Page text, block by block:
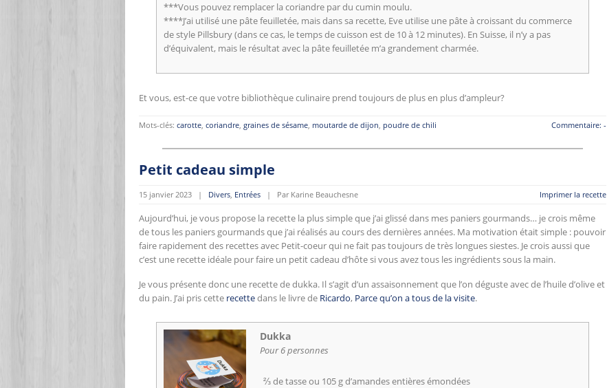
***Vous pouvez remplacer la coriandre par du cumin moulu.
****J’ai utilisé une pâte feuilletée, mais dans sa recette, Eve utilise une pâte à croissant du commerce
de style Pillsbury (dans ce cas, le temps de cuisson est de 10 à 12 minutes). En Suisse, il n’y a pas
d’équivalent, mais le résultat avec la pâte feuilletée m’a grandement charmée.
Et vous, est-ce que votre bibliothèque culinaire prend toujours de plus en plus d’ampleur?
Commentaire: -
Mots-clés: carotte, coriandre, graines de sésame, moutarde de dijon, poudre de chili
Petit cadeau simple
Imprimer la recette
15 janvier 2023 | Divers, Entrées | Par Karine Beauchesne
Aujourd’hui, je vous propose la recette la plus simple que j’ai glissé dans mes paniers gourmands… je crois même
de tous les paniers gourmands que j’ai réalisés au cours des dernières années. Ma motivation était simple : pouvoir
faire rapidement des recettes avec Petit-coeur qui ne fait pas toujours de très longues siestes. Je crois aussi que
c’est une recette idéale pour faire un petit cadeau d’hôte si vous avez tous les ingrédients sous la main.
Je vous présente donc une recette de dukka. Il s’agit d’un assaisonnement que l’on déguste avec de l’huile d’olive et
du pain. J’ai pris cette recettedans le livre de Ricardo, Parce qu’on a tous de la visite.
Dukka
Pour 6 personnes
⅔ de tasse ou 105 g d’amandes entières émondées